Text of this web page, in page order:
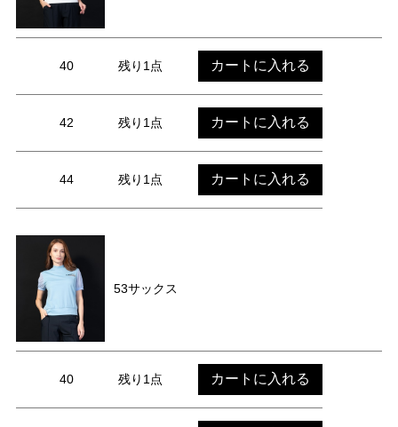
40 残り1点 カートに入れる
42 残り1点 カートに入れる
44 残り1点 カートに入れる
53サックス
40 残り1点 カートに入れる